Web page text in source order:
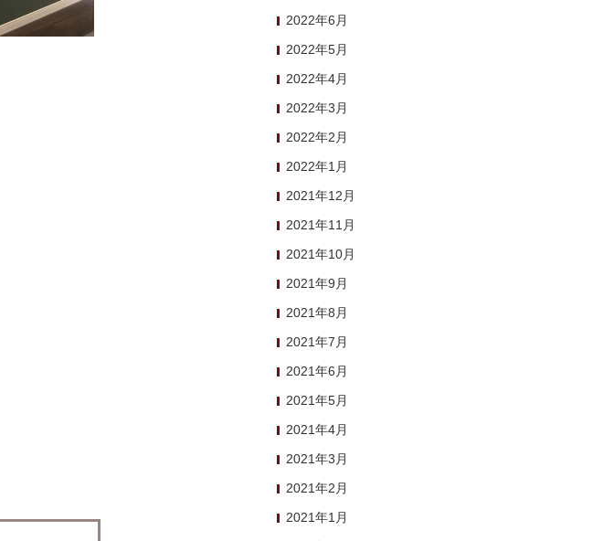
2022年6月
2022年5月
2022年4月
2022年3月
2022年2月
2022年1月
2021年12月
2021年11月
2021年10月
2021年9月
2021年8月
2021年7月
2021年6月
2021年5月
2021年4月
2021年3月
2021年2月
2021年1月